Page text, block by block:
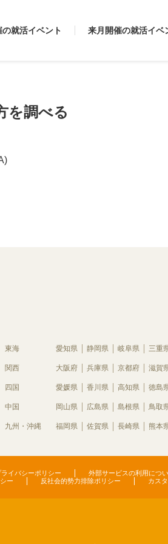
就活イベント 来月開催の就活イベ
を調べる
東海 愛知県 静岡県 岐阜県 三重
関西 大阪府 兵庫県 京都府 滋賀
四国 愛媛県 香川県 高知県 徳島
中国 岡山県 広島県 島根県 鳥取
九州・沖縄 福岡県 佐賀県 長崎県 熊本
ライバシーポリシー
外部サービスの利用につ
ー 反社会的勢力排除ポリシー カス